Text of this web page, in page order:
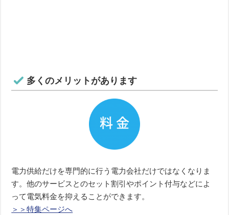
多くのメリットがあります
電力供給だけを専門的に行う電力会社だけではなくなりま
す。他のサービスとのセット割引やポイント付与などによ
って電気料金を抑えることができます。
＞＞特集ページへ